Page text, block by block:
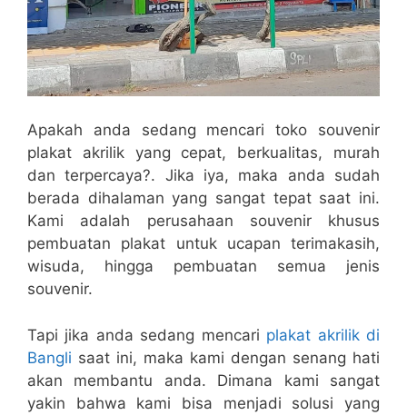
Apakah anda sedang mencari toko souvenir
plakat akrilik yang cepat, berkualitas, murah
dan terpercaya?. Jika iya, maka anda sudah
berada dihalaman yang sangat tepat saat ini.
Kami adalah perusahaan souvenir khusus
pembuatan plakat untuk ucapan terimakasih,
wisuda, hingga pembuatan semua jenis
souvenir.
Tapi jika anda sedang mencari plakat akrilik di
Bangli saat ini, maka kami dengan senang hati
akan membantu anda. Dimana kami sangat
yakin bahwa kami bisa menjadi solusi yang